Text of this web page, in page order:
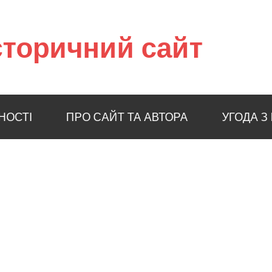
сайт
ПРО САЙТ ТА АВТОРА УГОДА